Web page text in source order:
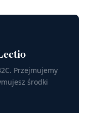
Przejmujemy
środki